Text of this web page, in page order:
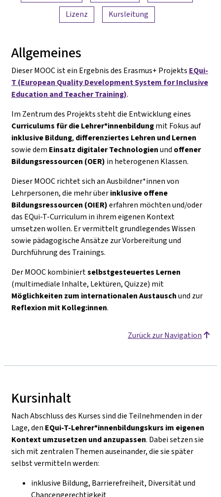
Lizenz
Kursleitung
Allgemeines
Dieser MOOC ist ein Ergebnis des Erasmus+ Projekts EQui-
T (European Quality Development System for Inclusive
Education and Teacher Training).
Im Zentrum des Projekts steht die Entwicklung eines
Curriculums für die Lehrer*innenbildungmit Fokus auf
inklusive Bildung, differenziertes Lehren und Lernen
sowie dem Einsatz digitaler Technologienund offener
Bildungsressourcen (OER) in heterogenen Klassen.
Dieser MOOC richtet sich an Ausbildner*innen von
Lehrpersonen, die mehr überinklusive offene
Bildungsressourcen (OIER)erfahren möchten und/oder
das EQui-T-Curriculum in ihrem eigenen Kontext
umsetzen wollen. Er vermittelt grundlegendes Wissen
sowie pädagogische Ansätze zur Vorbereitung und
Durchführung des Trainings.
Der MOOC kombiniertselbstgesteuertes Lernen
(multimediale Inhalte, Lektüren, Quizze) mit
Möglichkeiten zum internationalen Austauschund zur
Reflexion mit Kolleg:innen.
Zurück zur Navigation
Kursinhalt
Nach Abschluss des Kurses sind die Teilnehmenden in der
Lage, den EQui-T-Lehrer*innenbildungskurs im eigenen
Kontext umzusetzen und anzupassen. Dabei setzen sie
sich mit zentralen Themen auseinander, die sie später
selbst vermitteln werden:
inklusive Bildung, Barrierefreiheit, Diversität und
Chancengerechtigkeit